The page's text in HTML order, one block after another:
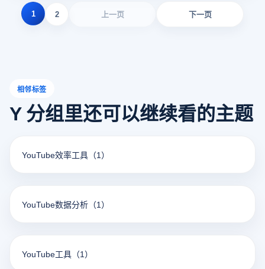
上一页
1 2 下一页
相邻标签
Y 分组里还可以继续看的主题
YouTube效率工具 （1）
YouTube数据分析 （1）
YouTube工具 （1）